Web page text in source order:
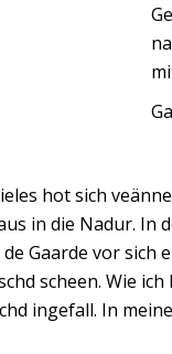
hot sich
in die Nadur. In
Gaarde vor sich
scheen. Wie
ingefall. In